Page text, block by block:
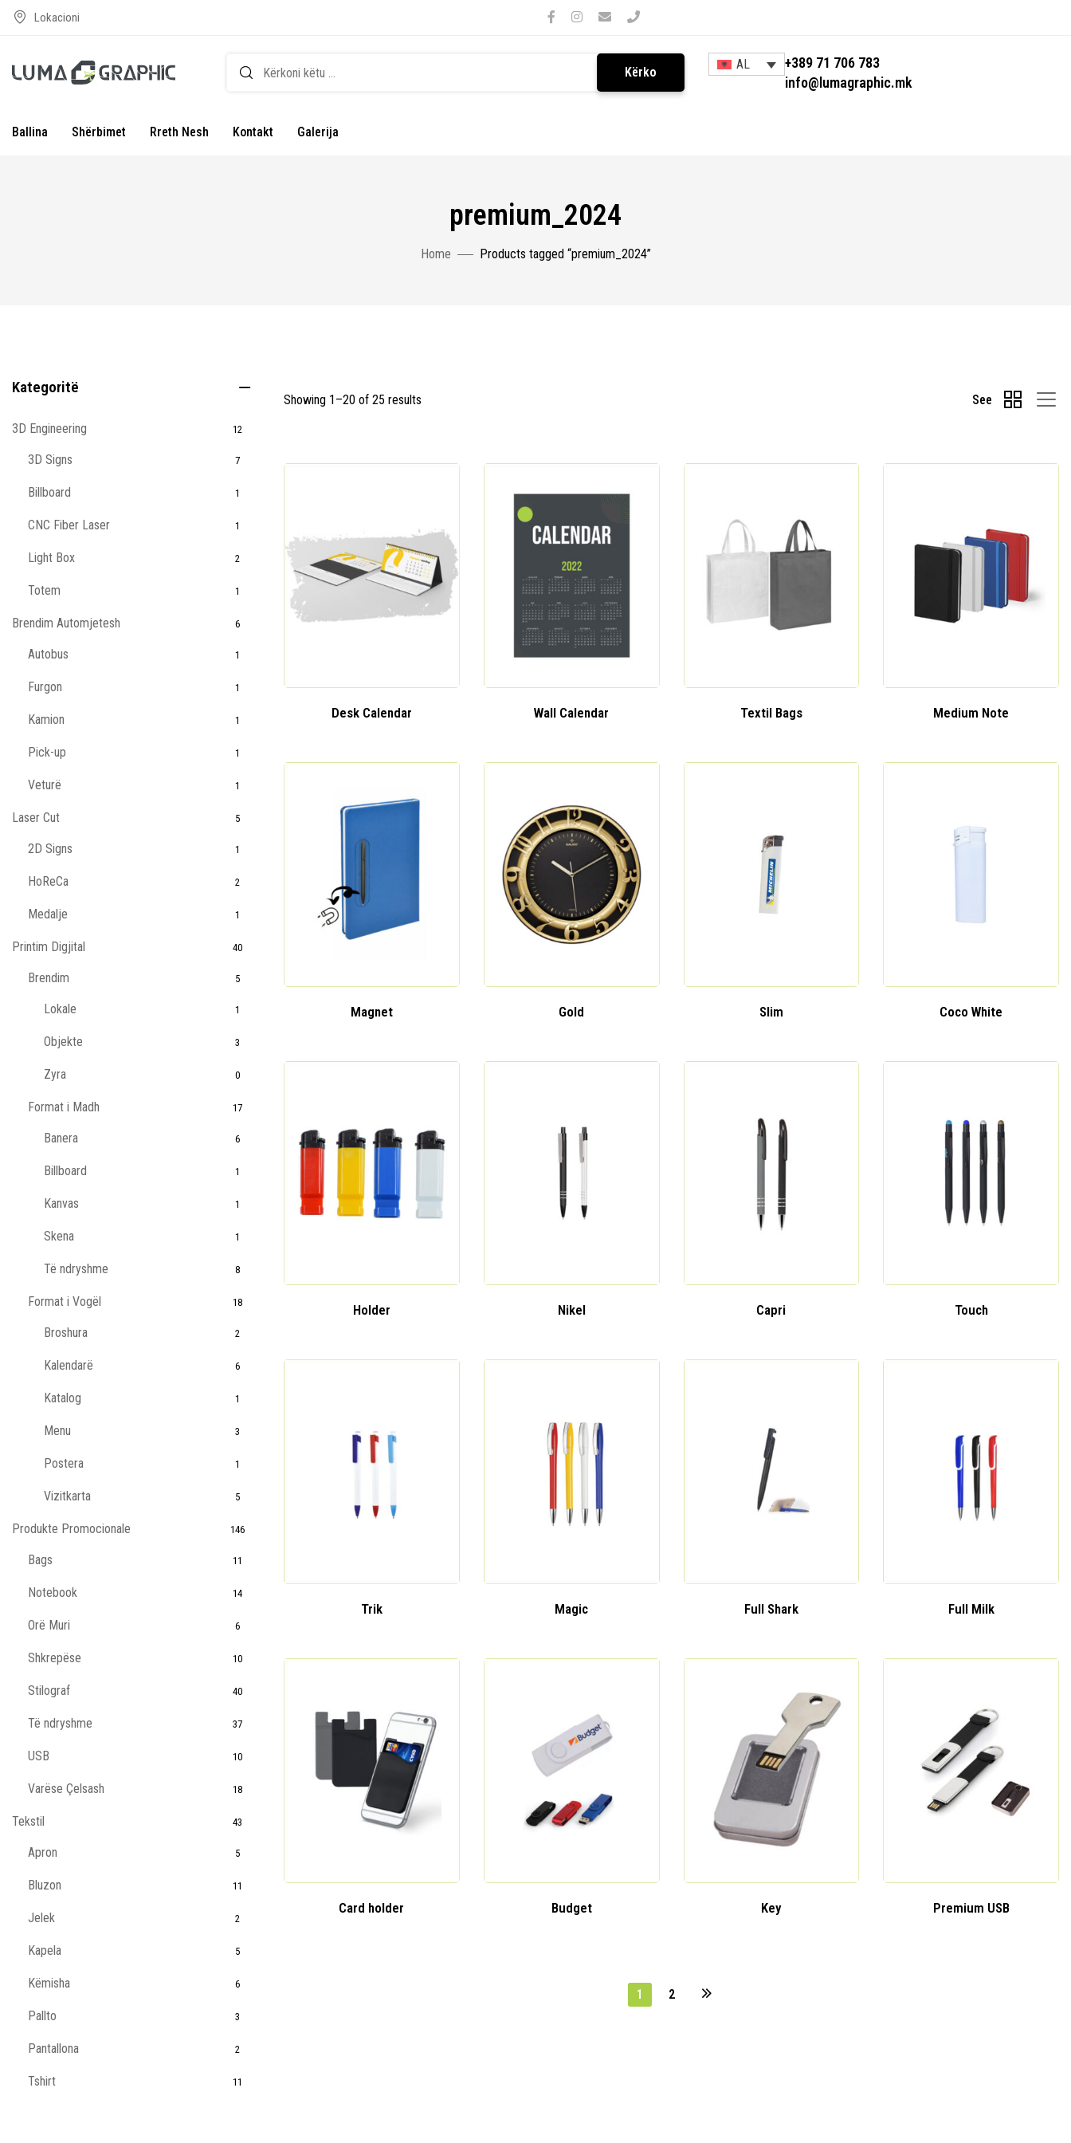
Lokacioni
Kërko
AL
+389 71 706 783
info@lumagraphic.mk
Ballina Shërbimet Rreth Nesh Kontakt Galerija
premium_2024
Home Products tagged “premium_2024”
Showing 1–20 of 25 results See
Desk Calendar Wall Calendar Textil Bags Medium Note
Magnet Gold Slim Coco White
Holder Nikel Capri Touch
Trik Magic Full Shark Full Milk
Card holder Budget Key Premium USB
1 2
Kategoritë
3D Engineering 12
3D Signs 7
Billboard 1
CNC Fiber Laser 1
Light Box 2
Totem 1
Brendim Automjetesh 6
Autobus 1
Furgon 1
Kamion 1
Pick-up 1
Veturë 1
Laser Cut 5
2D Signs 1
HoReCa 2
Medalje 1
Printim Digjital 40
Brendim 5
Lokale 1
Objekte 3
Zyra 0
Format i Madh 17
Banera 6
Billboard 1
Kanvas 1
Skena 1
Të ndryshme 8
Format i Vogël 18
Broshura 2
Kalendarë 6
Katalog 1
Menu 3
Postera 1
Vizitkarta 5
Produkte Promocionale 146
Bags 11
Notebook 14
Orë Muri 6
Shkrepëse 10
Stilograf 40
Të ndryshme 37
USB 10
Varëse Çelsash 18
Tekstil 43
Apron 5
Bluzon 11
Jelek 2
Kapela 5
Këmisha 6
Pallto 3
Pantallona 2
Tshirt 11